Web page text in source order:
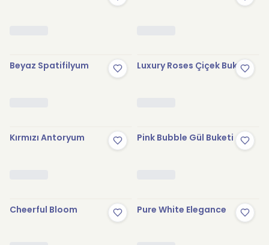
Beyaz Spatifilyum Luxury Roses Çiçek Buketi
Kırmızı Antoryum Pink Bubble Gül Buketi
Cheerful Bloom Pure White Elegance